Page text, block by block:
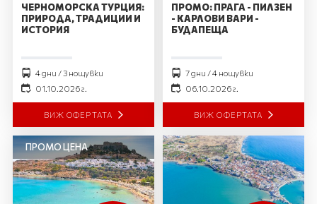
ЧЕРНОМОРСКА ТУРЦИЯ:
ПРИРОДА, ТРАДИЦИИ И
ИСТОРИЯ
4 дни / 3 нощувки
01.10.2026 г.
ВИЖ ОФЕРТАТА
ПРОМО: ПРАГА - ПИЛЗЕН
- КАРЛОВИ ВАРИ -
БУДАПЕЩА
7 дни / 4 нощувки
06.10.2026 г.
ВИЖ ОФЕРТАТА
ПРОМО ЦЕНА